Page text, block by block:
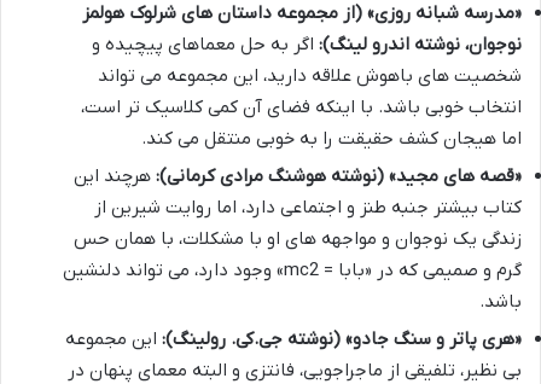
«مدرسه شبانه روزی» (از مجموعه داستان های شرلوک هولمز
نوجوان، نوشته اندرو لینگ): اگر به حل معماهای پیچیده و
شخصیت های باهوش علاقه دارید، این مجموعه می تواند
انتخاب خوبی باشد. با اینکه فضای آن کمی کلاسیک تر است،
اما هیجان کشف حقیقت را به خوبی منتقل می کند.
«قصه های مجید» (نوشته هوشنگ مرادی کرمانی): هرچند این
کتاب بیشتر جنبه طنز و اجتماعی دارد، اما روایت شیرین از
زندگی یک نوجوان و مواجهه های او با مشکلات، با همان حس
گرم و صمیمی که در «بابا = mc2» وجود دارد، می تواند دلنشین
باشد.
«هری پاتر و سنگ جادو» (نوشته جی.کی. رولینگ): این مجموعه
بی نظیر، تلفیقی از ماجراجویی، فانتزی و البته معمای پنهان در